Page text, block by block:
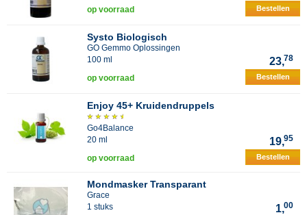
op voorraad Bestellen
Systo Biologisch
GO Gemmo Oplossingen
100 ml
23,78
op voorraad Bestellen
Enjoy 45+ Kruidendruppels
Go4Balance
20 ml
19,95
op voorraad Bestellen
Mondmasker Transparant
Grace
1 stuks
1,00